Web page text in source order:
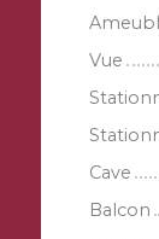
Vue
Cave
Balcon